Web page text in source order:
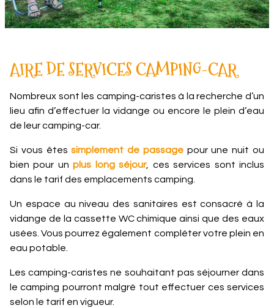
AIRE DE SERVICES CAMPING-CAR
Nombreux sont les camping-caristes à la recherche d’un
lieu afin d’effectuer la vidange ou encore le plein d’eau
de leur camping-car.
Si vous êtessimplement de passagepour une nuit ou
bien pour unplus long séjour, ces services sont inclus
dans le tarif des emplacements camping.
Un espace au niveau des sanitaires est consacré à la
vidange de la cassette WC chimique ainsi que des eaux
usées. Vous pourrez également compléter votre plein en
eau potable.
Les camping-caristes ne souhaitant pas séjourner dans
le camping pourront malgré tout effectuer ces services
selon le tarif en vigueur.